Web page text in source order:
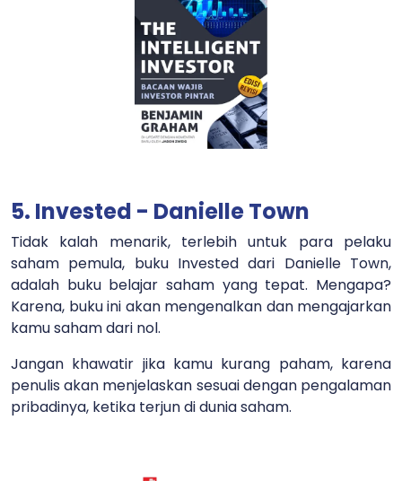
5. Invested - Danielle Town
Tidak kalah menarik, terlebih untuk para pelaku
saham pemula, buku Invested dari Danielle Town,
adalah buku belajar saham yang tepat. Mengapa?
Karena, buku ini akan mengenalkan dan mengajarkan
kamu saham dari nol.
Jangan khawatir jika kamu kurang paham, karena
penulis akan menjelaskan sesuai dengan pengalaman
pribadinya, ketika terjun di dunia saham.